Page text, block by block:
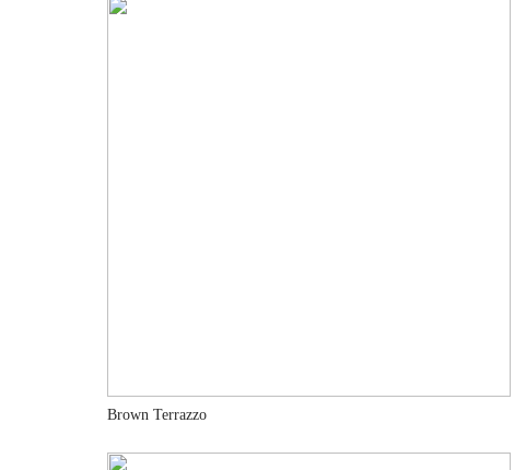
Brown Terrazzo